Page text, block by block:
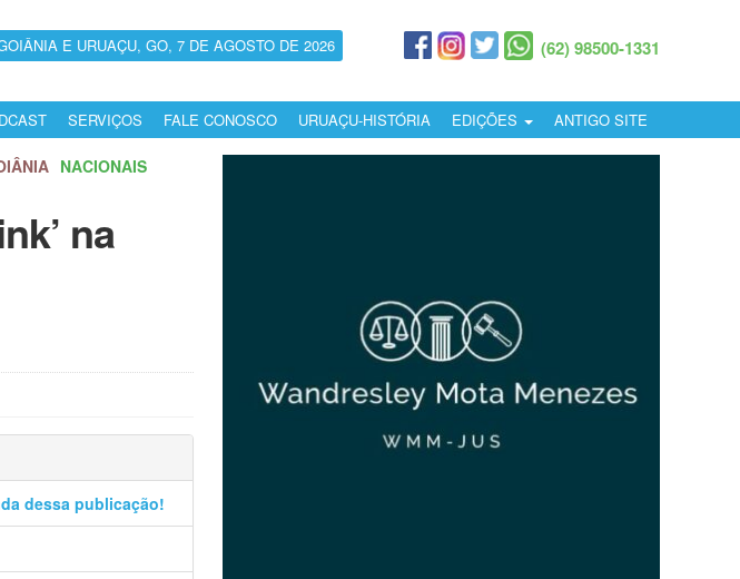
E URUAÇU, GO, 7 DE AGOSTO DE 2026 (62) 98500-1331
SERVIÇOS FALE CONOSCO URUAÇU-HISTÓRIA EDIÇÕES ANTIGO SITE
NACIONAIS
na
dessa publicação!